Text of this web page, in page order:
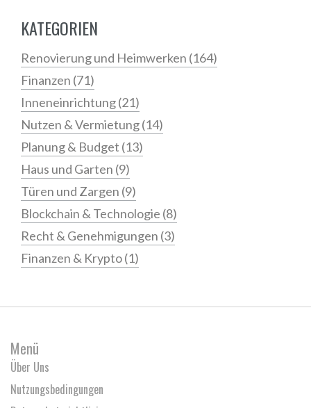
KATEGORIEN
Renovierung und Heimwerken (164)
Finanzen (71)
Inneneinrichtung(21)
Nutzen & Vermietung(14)
Planung & Budget (13)
Haus und Garten (9)
Türen und Zargen (9)
Blockchain & Technologie (8)
Recht & Genehmigungen (3)
Finanzen & Krypto(1)
Menü
Über Uns
Nutzungsbedingungen